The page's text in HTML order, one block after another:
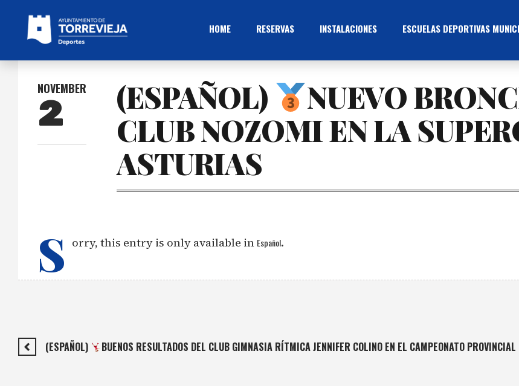
HOME RESERVAS INSTALACIONES ESCUELAS DEPORTIVAS
NOVEMBER
2 (ESPAÑOL)
NUEVO
CLUB NOZOMI EN LA
ASTURIAS
S orry, this entry is only available in Español.
(ESPAÑOL)
BUENOS RESULTADOS DEL CLUB GIMNASIA RÍTMICA JENNIFER COLINO EN EL CAMPEONATO